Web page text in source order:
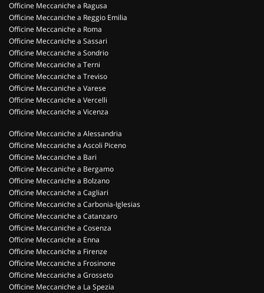
Officine Meccaniche a Ragusa
Officine Meccaniche a Reggio Emilia
Officine Meccaniche a Roma
Officine Meccaniche a Sassari
Officine Meccaniche a Sondrio
Officine Meccaniche a Terni
Officine Meccaniche a Treviso
Officine Meccaniche a Varese
Officine Meccaniche a Vercelli
Officine Meccaniche a Vicenza
Officine Meccaniche a Alessandria
Officine Meccaniche a Ascoli Piceno
Officine Meccaniche a Bari
Officine Meccaniche a Bergamo
Officine Meccaniche a Bolzano
Officine Meccaniche a Cagliari
Officine Meccaniche a Carbonia-Iglesias
Officine Meccaniche a Catanzaro
Officine Meccaniche a Cosenza
Officine Meccaniche a Enna
Officine Meccaniche a Firenze
Officine Meccaniche a Frosinone
Officine Meccaniche a Grosseto
Officine Meccaniche a La Spezia